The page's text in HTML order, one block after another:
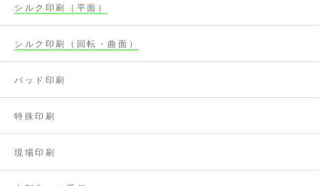
シルク印刷（平面）
シルク印刷（回転・曲面）
パッド印刷
特殊印刷
現場印刷